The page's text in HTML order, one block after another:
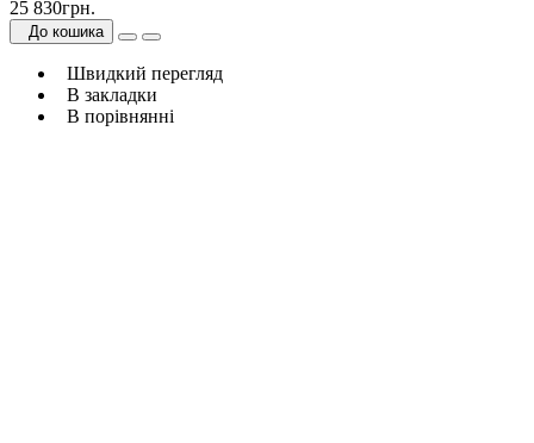
25 830грн.
До кошика
Швидкий перегляд
В закладки
В порівнянні